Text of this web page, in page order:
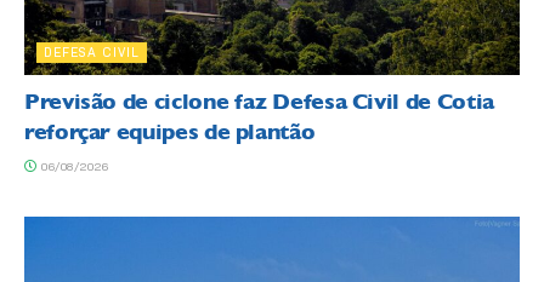
DEFESA CIVIL
Previsão de ciclone faz Defesa Civil de Cotia
reforçar equipes de plantão
06/08/2026